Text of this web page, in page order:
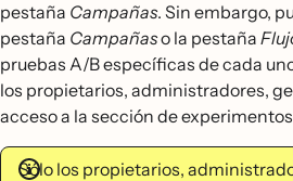
pestaña Campañas. Sin embargo,
pestaña Campañaso la pestaña
pruebas A/B específicas de cada
los propietarios, administradores,
acceso a la sección de
Sólo los propietarios,